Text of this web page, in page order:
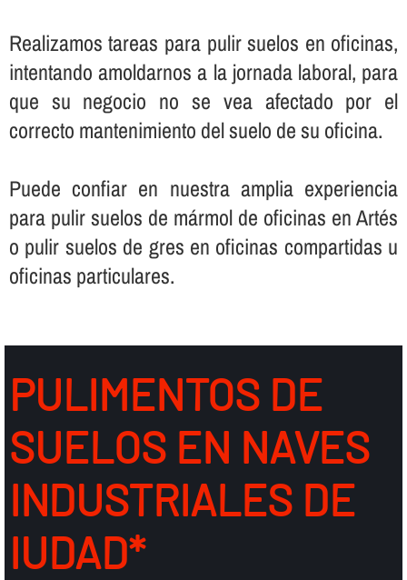
Realizamos tareas para pulir suelos en oficinas,
intentando amoldarnos a la jornada laboral, para
que su negocio no se vea afectado por el
correcto mantenimiento del suelo de su oficina.
Puede confiar en nuestra amplia experiencia
para pulir suelos de mármol de oficinas en Artés
o pulir suelos de gres en oficinas compartidas u
oficinas particulares.
PULIMENTOS DE
SUELOS EN NAVES
INDUSTRIALES DE
IUDAD*